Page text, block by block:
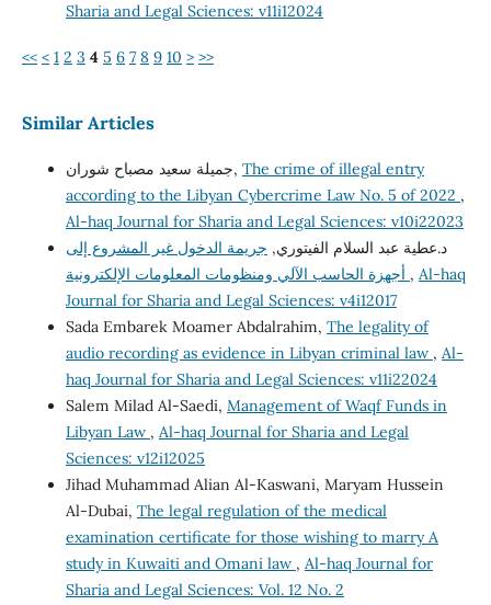
Sharia and Legal Sciences: v11i12024
<< < 1 2 3 4 5 6 7 8 9 10 > >>
Similar Articles
جميلة سعيد مصباح شوران, The crime of illegal entry
according to the Libyan Cybercrime Law No. 5 of 2022 ,
Al-haq Journal for Sharia and Legal Sciences: v10i22023
د.عطية عبد السلام الفيتوري, جريمة الدخول غير المشروع إلى
, Al-haq
Journal for Sharia and Legal Sciences: v4i12017
Sada Embarek Moamer Abdalrahim, The legality of
audio recording as evidence in Libyan criminal law , Al-
haq Journal for Sharia and Legal Sciences: v11i22024
Salem Milad Al-Saedi, Management of Waqf Funds in
Libyan Law , Al-haq Journal for Sharia and Legal
Sciences: v12i12025
Jihad Muhammad Alian Al-Kaswani, Maryam Hussein
Al-Dubai, The legal regulation of the medical
examination certificate for those wishing to marry A
study in Kuwaiti and Omani law , Al-haq Journal for
Sharia and Legal Sciences: Vol. 12 No. 2